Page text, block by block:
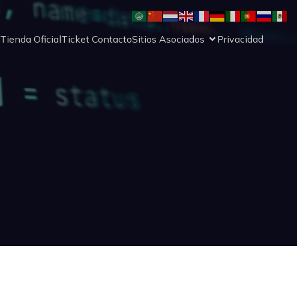
Tienda OficialTicket ContactoSitios Asociados Privacidad